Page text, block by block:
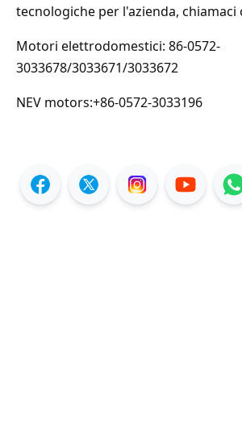
tecnologiche per l'azienda, chiamaci
Motori elettrodomestici: 86-0572-
3033678/3033671/3033672
NEV motors:+86-0572-3033196